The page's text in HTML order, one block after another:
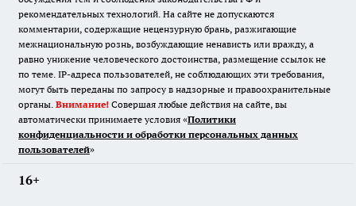
рекомендательных технологий. На сайте не допускаются
комментарии, содержащие нецензурную брань, разжигающие
межнациональную рознь, возбуждающие ненависть или вражду, а
равно унижение человеческого достоинства, размещение ссылок не
по теме. IP-адреса пользователей, не соблюдающих эти требования,
могут быть переданы по запросу в надзорные и правоохранительные
органы. Внимание! Совершая любые действия на сайте, вы
автоматически принимаете условия «Политики
конфиденциальности и обработки персональных данных
пользователей»
16+